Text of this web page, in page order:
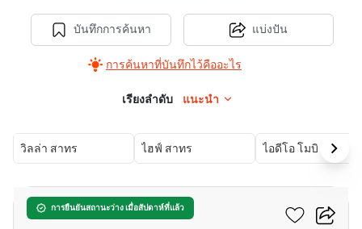
บันทึกการค้นหา
การค้นหาที่บันทึกไว้คืออะไร
แบ่งปัน
เรียงลำดับ แนะนำ
วิลล่า สาทร ไฮฟ์ สาทร ไอดีโอ โมบิ สาทร
การยืนยันสถานะว่าง เมื่อสัปดาห์ที่แล้ว
วิลล่า สาทร